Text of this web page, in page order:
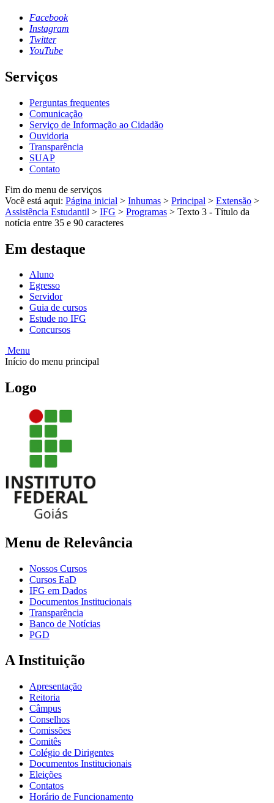
Facebook
Instagram
Twitter
YouTube
Serviços
Perguntas frequentes
Comunicação
Serviço de Informação ao Cidadão
Ouvidoria
Transparência
SUAP
Contato
Fim do menu de serviços
Você está aqui: Página inicial > Inhumas > Principal > Extensão >
Assistência Estudantil > IFG > Programas > Texto 3 - Título da
notícia entre 35 e 90 caracteres
Em destaque
Aluno
Egresso
Servidor
Guia de cursos
Estude no IFG
Concursos
Menu
Início do menu principal
Logo
Menu de Relevância
Nossos Cursos
Cursos EaD
IFG em Dados
Documentos Institucionais
Transparência
Banco de Notícias
PGD
A Instituição
Apresentação
Reitoria
Câmpus
Conselhos
Comissões
Comitês
Colégio de Dirigentes
Documentos Institucionais
Eleições
Contatos
Horário de Funcionamento